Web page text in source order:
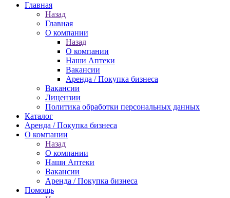
Главная
Назад
Главная
О компании
Назад
О компании
Наши Аптеки
Вакансии
Аренда / Покупка бизнеса
Вакансии
Лицензии
Политика обработки персональных данных
Каталог
Аренда / Покупка бизнеса
О компании
Назад
О компании
Наши Аптеки
Вакансии
Аренда / Покупка бизнеса
Помощь